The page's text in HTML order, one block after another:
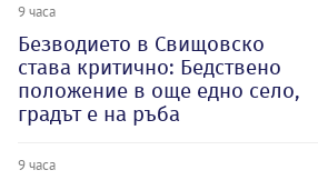
9 часа
Безводието в Свищовско
става критично: Бедствено
положение в още едно село,
градът е на ръба
9 часа